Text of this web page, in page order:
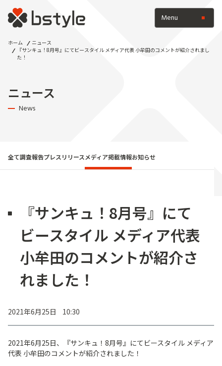
Menu
ホーム
ニュース
『サンキュ！8月号』にてビースタイル メディア代表 小牟田のコメントが紹介されまし
た！
ニュース
News
全て調査報告プレスリリース メディア掲載情報お知らせ
『サンキュ！8月号』にて
ビースタイル メディア代表
小牟田のコメントが紹介さ
れました！
2021年6月25日 10:30
2021年6月25日、『サンキュ！8月号』にてビースタイル メディア
代表 小牟田のコメントが紹介されました！